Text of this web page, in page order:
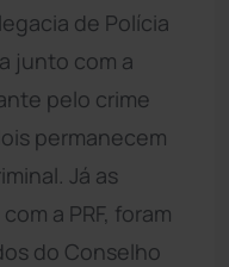
de Polícia
junto com a
pelo crime
permanecem
Já as
a PRF, foram
do Conselho